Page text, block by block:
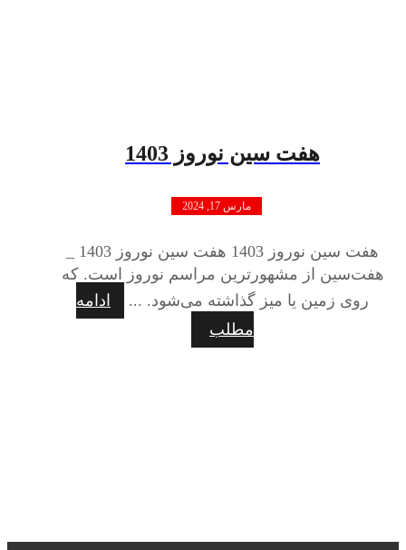
هفت سین نوروز 1403
مارس 17, 2024
هفت‌سین از مشهورترین مراسم نوروز است. که
روی زمین یا میز گذاشته می‌شود. ...
ادامه
مطلب